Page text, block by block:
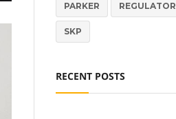
PARKER REGULATOR
SKP
RECENT POSTS